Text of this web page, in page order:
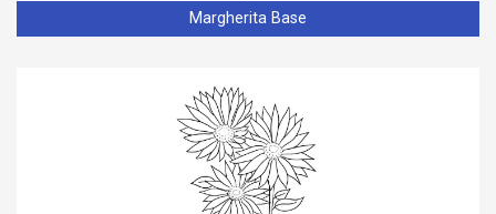
Margherita Base